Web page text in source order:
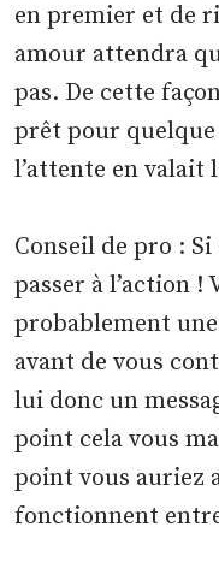
en premier et de
amour attendra
pas. De cette
prêt pour quelque
l’attente en valait
Conseil de pro : Si
passer à l’action !
probablement
avant de vous
lui donc un
point cela vous
point vous auriez
fonctionnent